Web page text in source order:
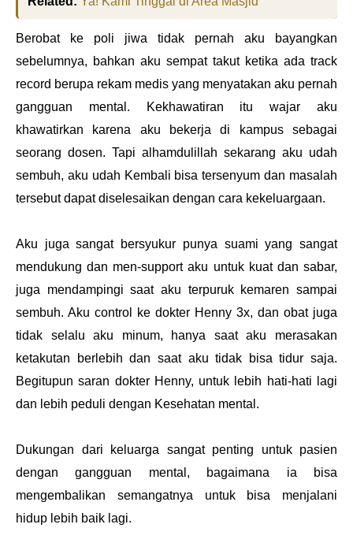
Berobat ke poli jiwa tidak pernah aku bayangkan
sebelumnya, bahkan aku sempat takut ketika ada track
record berupa rekam medis yang menyatakan aku pernah
gangguan mental. Kekhawatiran itu wajar aku
khawatirkan karena aku bekerja di kampus sebagai
seorang dosen. Tapi alhamdulillah sekarang aku udah
sembuh, aku udah Kembali bisa tersenyum dan masalah
tersebut dapat diselesaikan dengan cara kekeluargaan.
Aku juga sangat bersyukur punya suami yang sangat
mendukung dan men-support aku untuk kuat dan sabar,
juga mendampingi saat aku terpuruk kemaren sampai
sembuh. Aku control ke dokter Henny 3x, dan obat juga
tidak selalu aku minum, hanya saat aku merasakan
ketakutan berlebih dan saat aku tidak bisa tidur saja.
Begitupun saran dokter Henny, untuk lebih hati-hati lagi
dan lebih peduli dengan Kesehatan mental.
Dukungan dari keluarga sangat penting untuk pasien
dengan gangguan mental, bagaimana ia bisa
mengembalikan semangatnya untuk bisa menjalani
hidup lebih baik lagi.